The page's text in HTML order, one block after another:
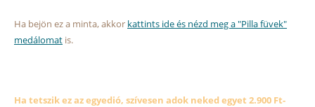
Ha bejön ez a minta, akkor kattints ide és nézd meg a "Pilla füvek"
medálomat is.
Ha tetszik ez az egyedió, szívesen adok neked egyet 2.900 Ft-